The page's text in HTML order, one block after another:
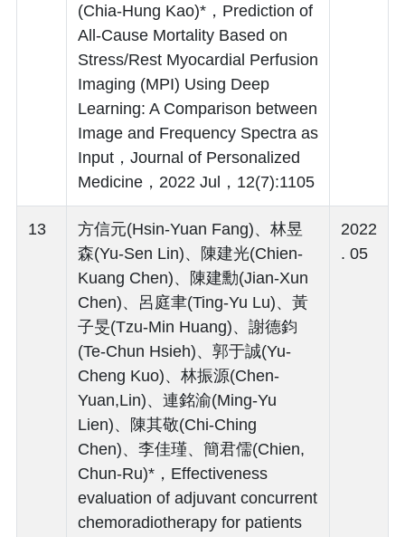
(Chia-Hung Kao)*，Prediction of
All-Cause Mortality Based on
Stress/Rest Myocardial Perfusion
Imaging (MPI) Using Deep
Learning: A Comparison between
Image and Frequency Spectra as
Input，Journal of Personalized
Medicine，2022 Jul，12(7):1105
13
方信元(Hsin-Yuan Fang)、林昱
森(Yu-Sen Lin)、陳建光(Chien-
Kuang Chen)、陳建勳(Jian-Xun
Chen)、呂庭聿(Ting-Yu Lu)、黃
子旻(Tzu-Min Huang)、謝德鈞
(Te-Chun Hsieh)、郭于誠(Yu-
Cheng Kuo)、林振源(Chen-
Yuan,Lin)、連銘渝(Ming-Yu
Lien)、陳其敬(Chi-Ching
Chen)、李佳瑾、簡君儒(Chien,
Chun-Ru)*，Effectiveness
evaluation of adjuvant concurrent
chemoradiotherapy for patients
2022
. 05